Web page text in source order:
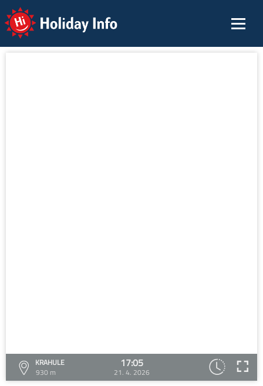
Holiday Info
KRAHULE
930 m
17:05
21. 4. 2026